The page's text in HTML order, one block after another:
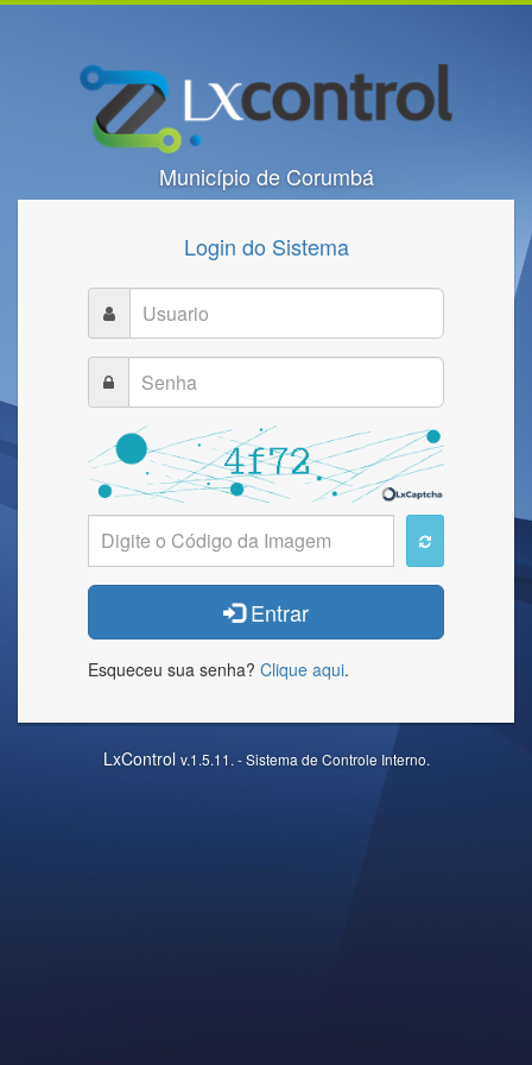
Município de Corumbá
Login do Sistema
Entrar
Esqueceu sua senha? Clique aqui.
LxControl v.1.5.11. - Sistema de Controle Interno.